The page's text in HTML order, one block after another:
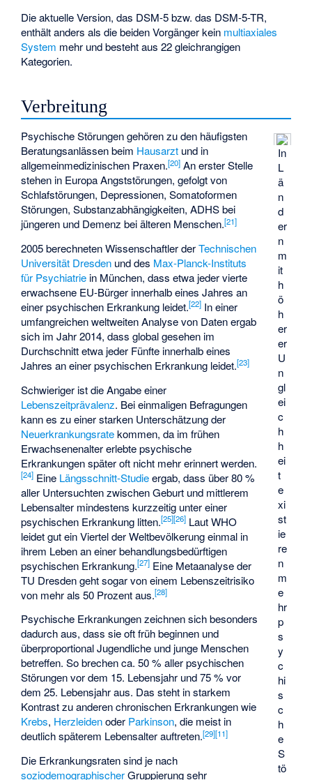
Die aktuelle Version, das DSM-5 bzw. das DSM-5-TR,
enthält anders als die beiden Vorgänger kein multiaxiales
System mehr und besteht aus 22 gleichrangigen
Kategorien.
Verbreitung
In
L
ä
n
d
er
n
m
it
h
ö
h
er
er
U
n
gl
ei
c
h
h
ei
t
e
xi
st
ie
re
n
m
e
hr
p
s
y
c
hi
s
c
h
e
S
tö
Psychische Störungen gehören zu den häufigsten
Beratungsanlässen beim Hausarzt und in
allgemeinmedizinischen Praxen.[20] An erster Stelle
stehen in Europa Angststörungen, gefolgt von
Schlafstörungen, Depressionen, Somatoformen
Störungen, Substanzabhängigkeiten, ADHS bei
jüngeren und Demenz bei älteren Menschen.[21]
2005 berechneten Wissenschaftler derTechnischen
Universität Dresden und des Max-Planck-Instituts
für Psychiatrie in München, dass etwa jeder vierte
erwachsene EU-Bürger innerhalb eines Jahres an
einer psychischen Erkrankung leidet.[22] In einer
umfangreichen weltweiten Analyse von Daten ergab
sich im Jahr 2014, dass global gesehen im
Durchschnitt etwa jeder Fünfte innerhalb eines
Jahres an einer psychischen Erkrankung leidet.[23]
Schwieriger ist die Angabe einer
Lebenszeitprävalenz. Bei einmaligen Befragungen
kann es zu einer starken Unterschätzung der
Neuerkrankungsratekommen, da im frühen
Erwachsenenalter erlebte psychische
Erkrankungen später oft nicht mehr erinnert werden.
[24] Eine Längsschnitt-Studieergab, dass über 80 %
aller Untersuchten zwischen Geburt und mittlerem
Lebensalter mindestens kurzzeitig unter einer
psychischen Erkrankung litten.[25][26] Laut WHO
leidet gut ein Viertel der Weltbevölkerung einmal in
ihrem Leben an einer behandlungsbedürftigen
psychischen Erkrankung.[27] Eine Metaanalyse der
TU Dresdengeht sogar von einem Lebenszeitrisiko
von mehr als 50 Prozent aus.[28]
Psychische Erkrankungen zeichnen sich besonders
dadurch aus, dass sie oft früh beginnen und
überproportional Jugendliche und junge Menschen
betreffen. So brechen ca. 50 % aller psychischen
Störungen vor dem 15. Lebensjahr und 75 % vor
dem 25. Lebensjahr aus. Das steht in starkem
Kontrast zu anderen chronischen Erkrankungen wie
Krebs, Herzleidenoder Parkinson, die meist in
deutlich späterem Lebensalter auftreten.[29][11]
Die Erkrankungsraten sind je nach
soziodemographischerGruppierung sehr